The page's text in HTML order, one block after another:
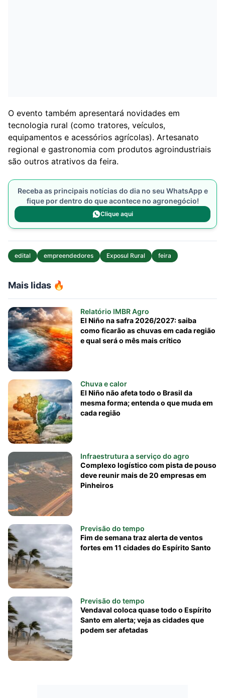
Mais lidas 🔥
Relatório IMBR Agro
El Niño na safra 2026/2027: saiba
como ficarão as chuvas em cada região
e qual será o mês mais crítico
Chuva e calor
El Niño não afeta todo o Brasil da
mesma forma; entenda o que muda em
cada região
Infraestrutura a serviço do agro
Complexo logístico com pista de pouso
deve reunir mais de 20 empresas em
Pinheiros
Previsão do tempo
Fim de semana traz alerta de ventos
fortes em 11 cidades do Espírito Santo
Previsão do tempo
Vendaval coloca quase todo o Espírito
Santo em alerta; veja as cidades que
podem ser afetadas
O evento também apresentará novidades em
tecnologia rural (como tratores, veículos,
equipamentos e acessórios agrícolas). Artesanato
regional e gastronomia com produtos agroindustriais
são outros atrativos da feira.
Receba as principais notícias do dia no seu WhatsApp e
fique por dentro do que acontece no agronegócio!
Clique aqui
edital empreendedores Exposul Rural feira